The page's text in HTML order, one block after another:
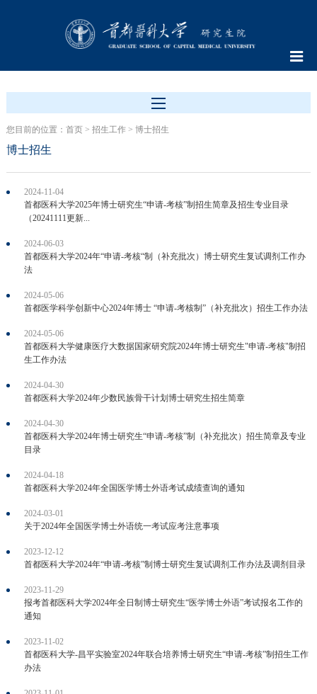
您目前的位置： 首页> 招生工作> 博士招生
博士招生
2024-11-04
首都医科大学2025年博士研究生“申请-考核”制招生简章及招生专业目录
（20241111更新...
2024-06-03
首都医科大学2024年“申请-考核“制（补充批次）博士研究生复试调剂工作办
法
2024-05-06
首都医学科学创新中心2024年博士 “申请-考核制”（补充批次）招生工作办法
2024-05-06
首都医科大学健康医疗大数据国家研究院2024年博士研究生"申请-考核"制招
生工作办法
2024-04-30
首都医科大学2024年少数民族骨干计划博士研究生招生简章
2024-04-30
首都医科大学2024年博士研究生“申请-考核”制（补充批次）招生简章及专业
目录
2024-04-18
首都医科大学2024年全国医学博士外语考试成绩查询的通知
2024-03-01
关于2024年全国医学博士外语统一考试应考注意事项
2023-12-12
首都医科大学2024年“申请-考核”制博士研究生复试调剂工作办法及调剂目录
2023-11-29
报考首都医科大学2024年全日制博士研究生“医学博士外语”考试报名工作的
通知
2023-11-02
首都医科大学-昌平实验室2024年联合培养博士研究生“申请-考核”制招生工作
办法